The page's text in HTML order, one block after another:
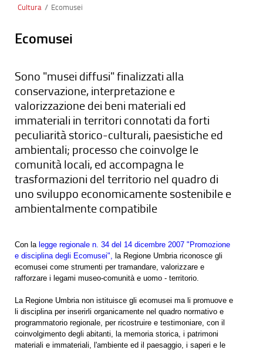
Cultura / Ecomusei
Ecomusei
Sono "musei diffusi" finalizzati alla
conservazione, interpretazione e
valorizzazione dei beni materiali ed
immateriali in territori connotati da forti
peculiarità storico-culturali, paesistiche ed
ambientali; processo che coinvolge le
comunità locali, ed accompagna le
trasformazioni del territorio nel quadro di
uno sviluppo economicamente sostenibile e
ambientalmente compatibile
Con la legge regionale n. 34 del 14 dicembre 2007 "Promozione
e disciplina degli Ecomusei", la Regione Umbria riconosce gli
ecomusei come strumenti per tramandare, valorizzare e
rafforzare i legami museo-comunità e uomo - territorio.
La Regione Umbria non istituisce gli ecomusei ma li promuove e
li disciplina per inserirli organicamente nel quadro normativo e
programmatorio regionale, per ricostruire e testimoniare, con il
coinvolgimento degli abitanti, la memoria storica, i patrimoni
materiali e immateriali, l'ambiente ed il paesaggio, i saperi e le